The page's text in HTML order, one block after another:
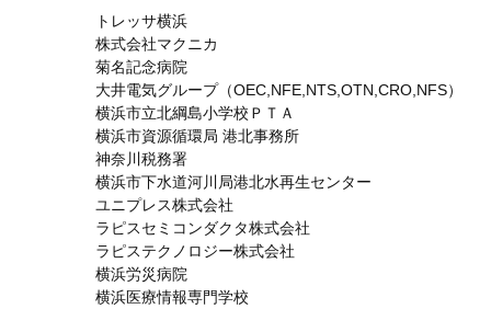
トレッサ横浜
株式会社マクニカ
菊名記念病院
大井電気グループ（OEC,NFE,NTS,OTN,CRO,NFS）
横浜市立北綱島小学校ＰＴＡ
横浜市資源循環局 港北事務所
神奈川税務署
横浜市下水道河川局港北水再生センター
ユニプレス株式会社
ラピスセミコンダクタ株式会社
ラピステクノロジー株式会社
横浜労災病院
横浜医療情報専門学校